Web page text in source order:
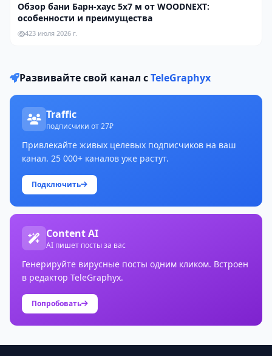
Обзор бани Барн-хаус 5х7 м от WOODNEXT:
особенности и преимущества
423 июля 2026 г.
Развивайте свой канал сTeleGraphyx
Traffic
подписчики от 27₽
Привлекайте живых целевых подписчиков на ваш
канал. 25 000+ каналов уже растут.
Подключить
Content AI
AI пишет посты за вас
Генерируйте вирусные посты одним кликом. Встроен
в редактор TeleGraphyx.
Попробовать